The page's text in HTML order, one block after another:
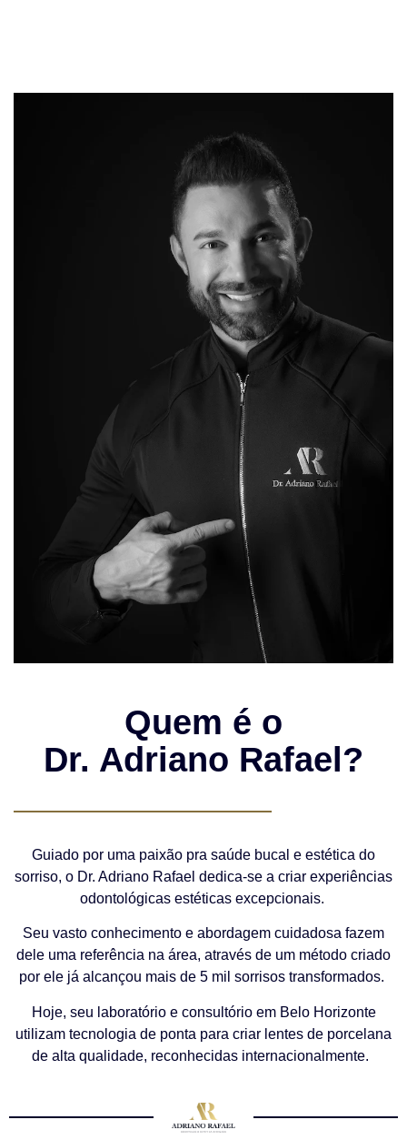
Quem é o
Dr. Adriano Rafael?
Guiado por uma paixão pra saúde bucal e estética do
sorriso, o Dr. Adriano Rafael dedica-se a criar experiências
odontológicas estéticas excepcionais.
Seu vasto conhecimento e abordagem cuidadosa fazem
dele uma referência na área, através de um método criado
por ele já alcançou mais de 5 mil sorrisos transformados.
Hoje, seu laboratório e consultório em Belo Horizonte
utilizam tecnologia de ponta para criar lentes de porcelana
de alta qualidade, reconhecidas internacionalmente.